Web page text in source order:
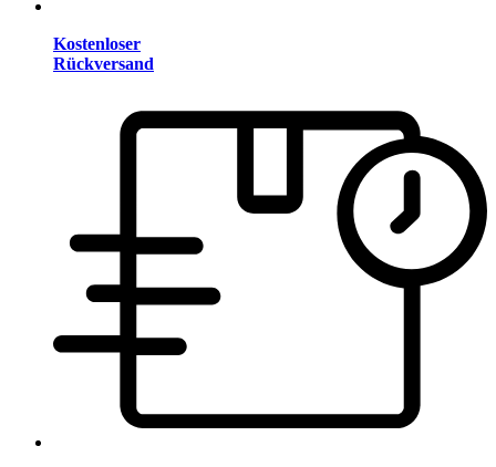
Kostenloser
Rückversand